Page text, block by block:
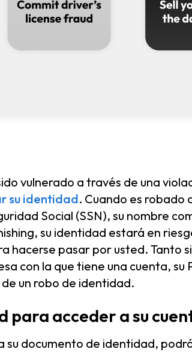
vulnerado a través de una
su identidad. Cuando es robado
Social (SSN), su nombre
su identidad estará en
hacerse pasar por usted. Tanto
con la que tiene una cuenta, su
un robo de identidad.
para acceder a su
su documento de identidad,